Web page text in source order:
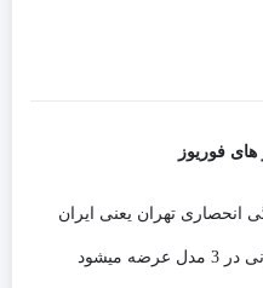
فوریوز
انحصاری تهران یعنی ایران
میشود